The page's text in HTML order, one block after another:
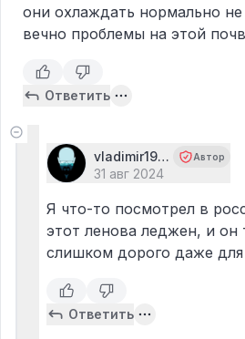
они охлаждать нормально
вечно проблемы на этой
Ответить
vladimir1990 Автор
31 авг 2024
Я что-то посмотрел в
этот ленова леджен, и он
слишком дорого даже
Ответить